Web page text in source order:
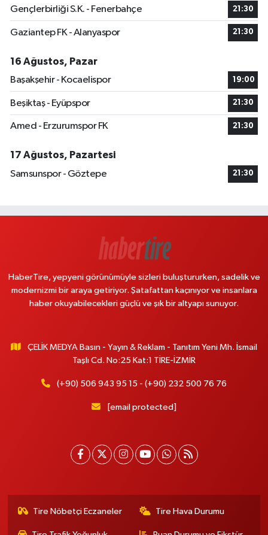
Gençlerbirliği S.K. - Fenerbahçe 21:30
Gaziantep FK - Alanyaspor 21:30
16 Ağustos, Pazar
Başakşehir - Kocaelispor
19:00
Beşiktaş - Eyüpspor 21:30
Amed - Erzurumspor FK 21:30
17 Ağustos, Pazartesi
Samsunspor - Göztepe
21:30
HaberTire, yepyeni görünümüyle sizleri buluştururken, sadelik ve
modernizmi bir araya getiriyor. Şatafattan kaçınıyor ve insanlara
haber okuyabilecekleri güçlü ve şık bir altyapı sunuyor.
ÇELİK MEDYA Basın - Yayın & Reklam - Tanıtım Yeni Mh. İsmail
Taşlı Cd. No:25 Kat:1 TİRE-İZMİR
(+90) 506 943 95 15 - (+90) 232 500 76 76
[email protected]
Tire Nöbetçi Eczaneler Tire Hava Durumu